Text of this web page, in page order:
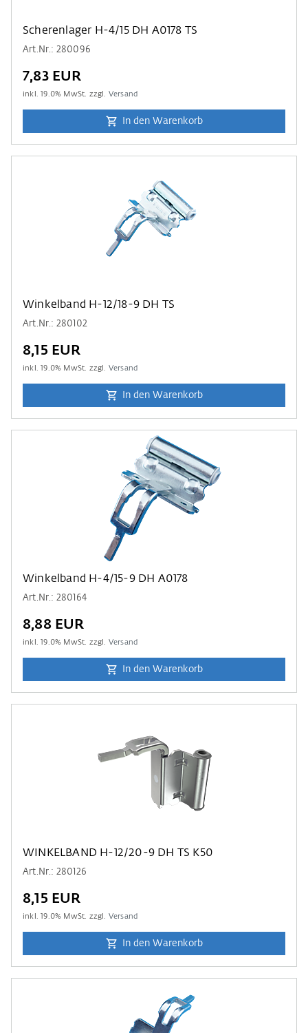
Scherenlager H-4/15 DH A0178 TS
Art.Nr.: 280096
7,83 EUR
inkl.19.0% MwSt. zzgl. Versand
In den Warenkorb
Winkelband H-12/18-9 DH TS
Art.Nr.: 280102
8,15 EUR
inkl.19.0% MwSt. zzgl. Versand
In den Warenkorb
Winkelband H-4/15-9 DH A0178
Art.Nr.: 280164
8,88 EUR
inkl.19.0% MwSt. zzgl. Versand
In den Warenkorb
WINKELBAND H-12/20-9 DH TS K50
Art.Nr.: 280126
8,15 EUR
inkl.19.0% MwSt. zzgl. Versand
In den Warenkorb